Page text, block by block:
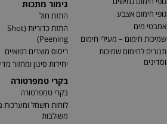
גופי חימום אצבע
אמבטי מים
שמיכות חימום – מעילי חימום
תנורים לחימום שמיכות
וסדינים
גימור מתכות
התזת חול
התזת כדוריות (Shot
Peening)
ריסוס מוצרים רפואיים
יחידות סינון ומחזור
בקרי טמפרטורה
בקרי טמפרטורה
לוחות חשמל ומערכות
משולבות